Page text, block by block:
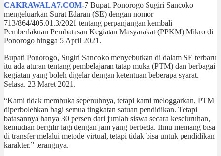
CAKRAWALA7.COM-7 Bupati Ponorogo Sugiri Sancoko
mengeluarkan Surat Edaran (SE) dengan nomor
713/864/405.01.3/2021 tentang perpanjangan kembali
Pemberlakuan Pembatasan Kegiatan Masyarakat (PPKM) Mikro di
Ponorogo hingga 5 April 2021.
Bupati Ponorogo, Sugiri Sancoko menyebutkan di dalam SE terbaru
itu ada aturan tentang pembelajaran tatap muka (PTM) dan berbagai
kegiatan yang boleh digelar dengan ketentuan beberapa syarat.
Selasa. 23 Maret 2021.
“Kami tidak membuka sepenuhnya, tetapi kami meloggarkan, PTM
diperbolehkan bagi semua tingkatan satuan pendidikan. Tetapi
batasannya hanya 30 persen dari jumlah siswa secara keseluruhan,
kemudian bergilir lagi dengan jam yang berbeda. Ilmu memang bisa
di transfer melalui metode virtual, tetapi tidak bisa untuk pendidikan
karakter.” terangnya.